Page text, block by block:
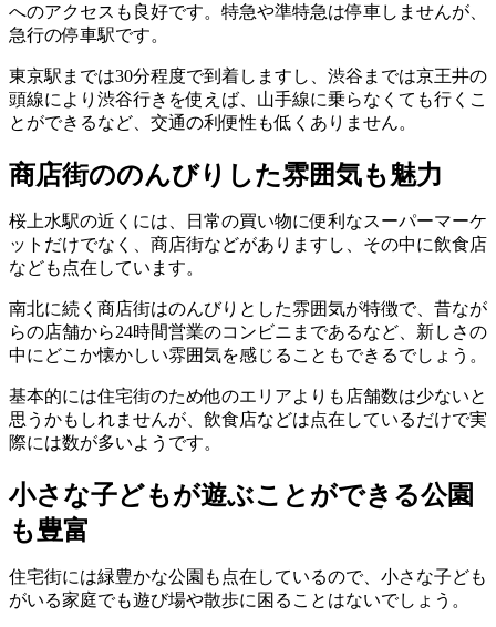
へのアクセスも良好です。特急や準特急は停車しませんが、
急行の停車駅です。
東京駅までは30分程度で到着しますし、渋谷までは京王井の
頭線により渋谷行きを使えば、山手線に乗らなくても行くこ
とができるなど、交通の利便性も低くありません。
商店街ののんびりした雰囲気も魅力
桜上水駅の近くには、日常の買い物に便利なスーパーマーケ
ットだけでなく、商店街などがありますし、その中に飲食店
なども点在しています。
南北に続く商店街はのんびりとした雰囲気が特徴で、昔なが
らの店舗から24時間営業のコンビニまであるなど、新しさの
中にどこか懐かしい雰囲気を感じることもできるでしょう。
基本的には住宅街のため他のエリアよりも店舗数は少ないと
思うかもしれませんが、飲食店などは点在しているだけで実
際には数が多いようです。
小さな子どもが遊ぶことができる公園
も豊富
住宅街には緑豊かな公園も点在しているので、小さな子ども
がいる家庭でも遊び場や散歩に困ることはないでしょう。